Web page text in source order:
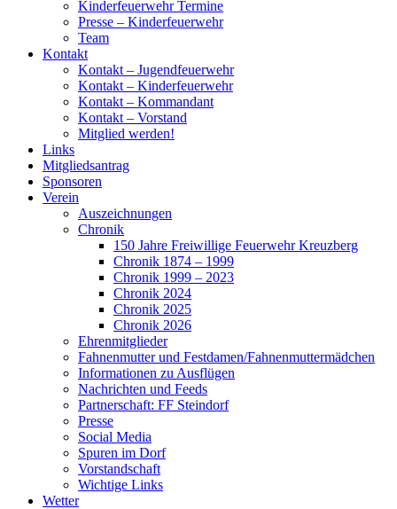
Kinderfeuerwehr Termine
Presse – Kinderfeuerwehr
Team
Kontakt
Kontakt – Jugendfeuerwehr
Kontakt – Kinderfeuerwehr
Kontakt – Kommandant
Kontakt – Vorstand
Mitglied werden!
Links
Mitgliedsantrag
Sponsoren
Verein
Auszeichnungen
Chronik
150 Jahre Freiwillige Feuerwehr Kreuzberg
Chronik 1874 – 1999
Chronik 1999 – 2023
Chronik 2024
Chronik 2025
Chronik 2026
Ehrenmitglieder
Fahnenmutter und Festdamen/Fahnenmuttermädchen
Informationen zu Ausflügen
Nachrichten und Feeds
Partnerschaft: FF Steindorf
Presse
Social Media
Spuren im Dorf
Vorstandschaft
Wichtige Links
Wetter